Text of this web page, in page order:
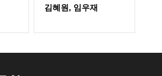
김혜원, 임우재